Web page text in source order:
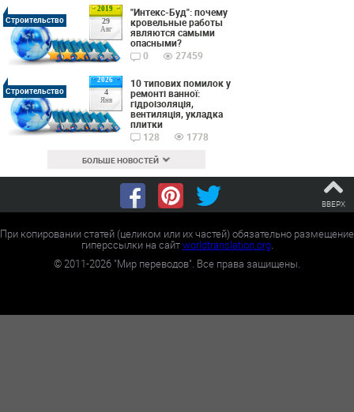
2019
29
Авг
Строительство
"Интекс-Буд": почему
кровельные работы
являются самыми
опасными?
0
27459
2026
4
Янв
Строительство
10 типових помилок у
ремонті ванної:
гідроізоляція,
вентиляція, укладка
плитки
128
1778
БОЛЬШЕ НОВОСТЕЙ
ВВЕРХ
При копировании статей (целиком или их частей) обязательно размещение
гиперссылки на сайтworldtranslation.org.
©2011-2026 "Мир переводов". Все права защищены.